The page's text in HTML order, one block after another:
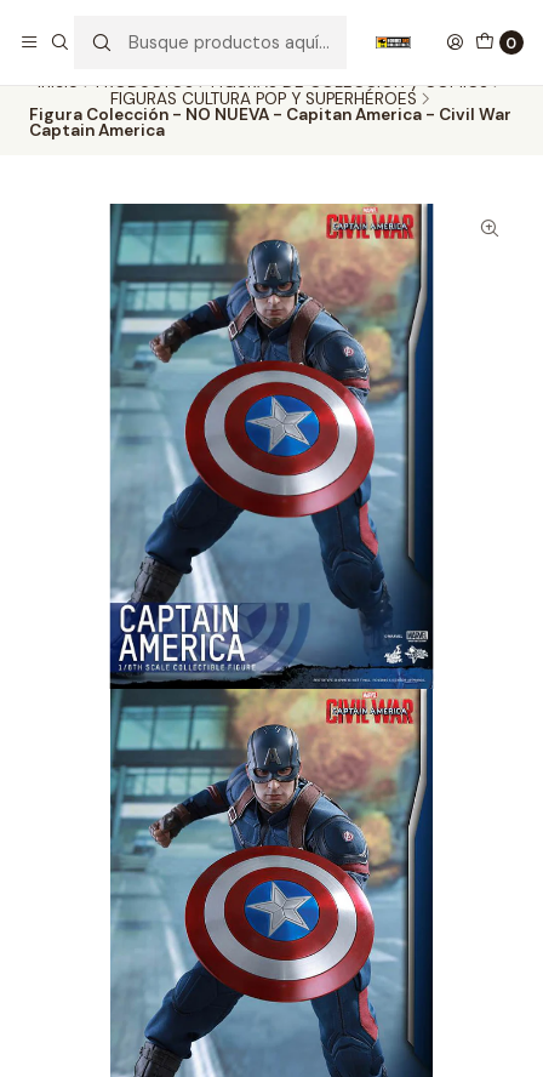
0
Inicio PRODUCTOS
FIGURAS DE COLECCIÓN y COMICS
FIGURAS CULTURA POP Y SUPERHÉROES
Figura Colección - NO NUEVA - Capitan America - Civil War
Captain America